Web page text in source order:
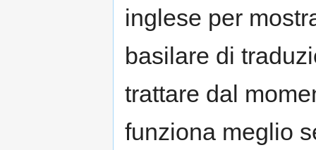
inglese per
basilare di
trattare dal
funziona meglio